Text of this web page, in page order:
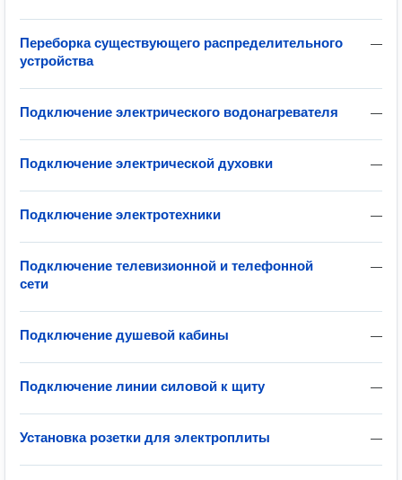
—
Переборка существующего распределительного
устройства
—
Подключение электрического водонагревателя
—
Подключение электрической духовки
—
Подключение электротехники
—
Подключение телевизионной и телефонной
сети
—
Подключение душевой кабины
—
Подключение линии силовой к щиту
—
Установка розетки для электроплиты